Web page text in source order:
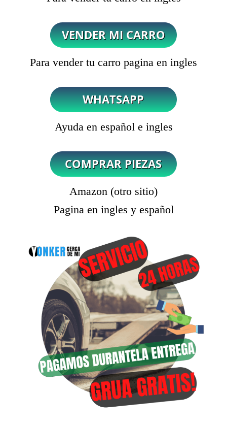
Para vender tu carro pagina en ingles
Ayuda en español e ingles
Amazon (otro sitio)
Pagina en ingles y español